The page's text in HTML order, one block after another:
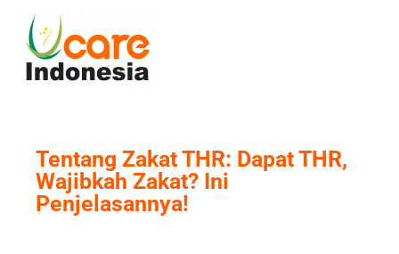
content
Tentang Zakat THR: Dapat THR,
Wajibkah Zakat? Ini
Penjelasannya!